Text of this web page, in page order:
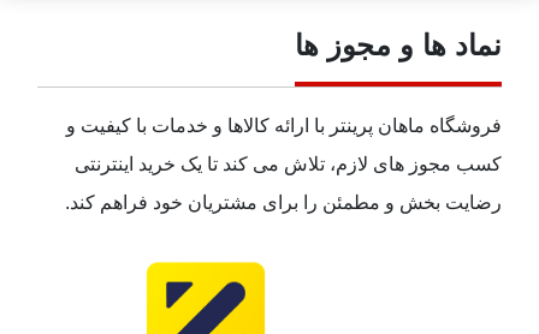
نماد ها و مجوز ها
فروشگاه ماهان پرینتر با ارائه کالاها و خدمات با کیفیت و
کسب مجوز های لازم، تلاش می کند تا یک خرید اینترنتی
رضایت بخش و مطمئن را برای مشتریان خود فراهم کند.